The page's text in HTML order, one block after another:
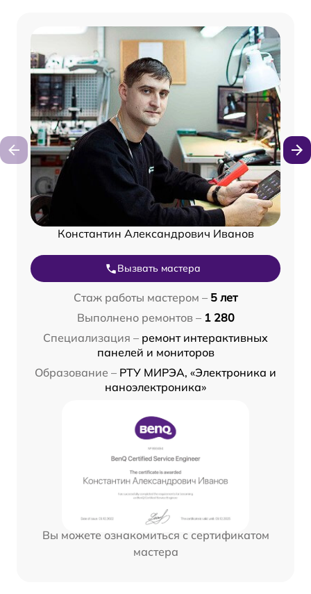
Константин Александрович Иванов
Вызвать мастера
Стаж работы мастером – 5 лет
Выполнено ремонтов – 1 280
Специализация – ремонт интерактивных
панелей и мониторов
Образование – РТУ МИРЭА, «Электроника и
наноэлектроника»
Вы можете ознакомиться с сертификатом
мастера